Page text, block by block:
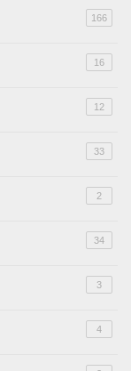
166
16
12
33
2
34
3
4